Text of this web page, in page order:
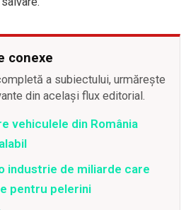
conexe
a subiectului, urmărește
din același flux editorial.
vehiculele din România
industrie de miliarde care
pentru pelerini